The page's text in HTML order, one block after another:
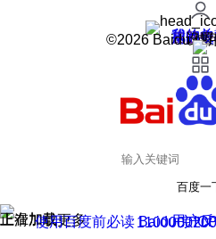
我的
我的
皮肤
用户设置
©2026 Baidu 使
百度一
正在加载
上滑加载更多 用户
使用百度前必读 Baidu 京
京公网安备